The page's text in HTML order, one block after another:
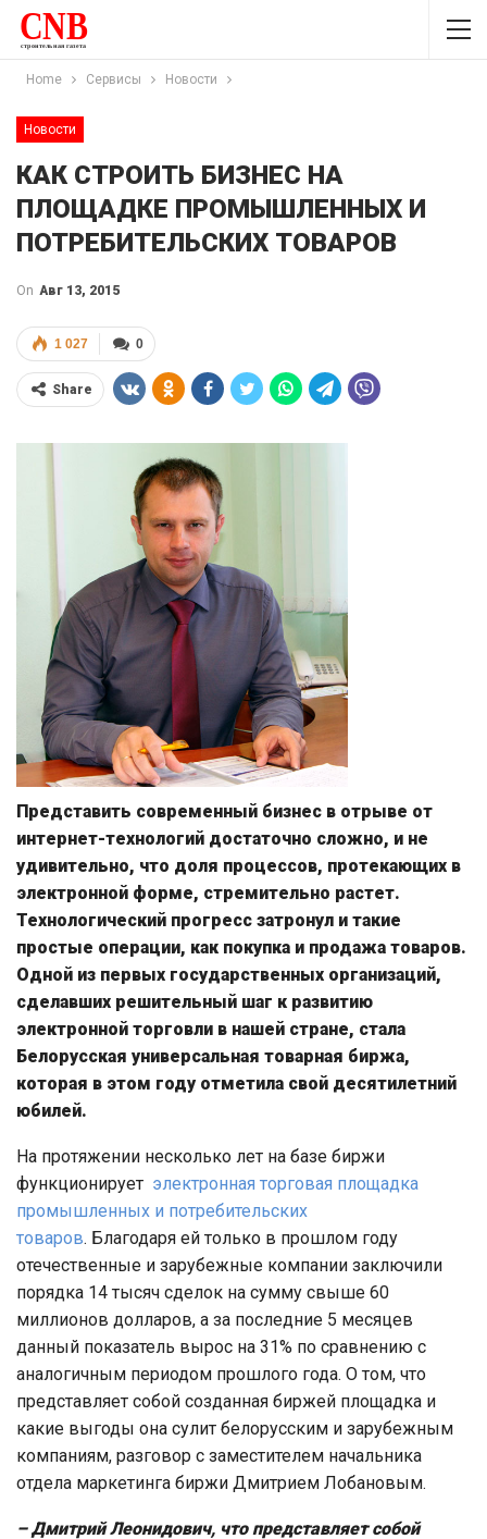
Home Сервисы Новости
Новости
КАК СТРОИТЬ БИЗНЕС НА
ПЛОЩАДКЕ ПРОМЫШЛЕННЫХ И
ПОТРЕБИТЕЛЬСКИХ ТОВАРОВ
On Авг 13, 2015
0
1 027
Share
Представить современный бизнес в отрыве от
интернет-технологий достаточно сложно, и не
удивительно, что доля процессов, протекающих в
электронной форме, стремительно растет.
Технологический прогресс затронул и такие
простые операции, как покупка и продажа товаров.
Одной из первых государственных организаций,
сделавших решительный шаг к развитию
электронной торговли в нашей стране, стала
Белорусская универсальная товарная биржа,
которая в этом году отметила свой десятилетний
юбилей.
На протяжении несколько лет на базе биржи
функционирует электронная торговая площадка
промышленных и потребительских
товаров. Благодаря ей только в прошлом году
отечественные и зарубежные компании заключили
порядка 14 тысяч сделок на сумму свыше 60
миллионов долларов, а за последние 5 месяцев
данный показатель вырос на 31% по сравнению с
аналогичным периодом прошлого года. О том, что
представляет собой созданная биржей площадка и
какие выгоды она сулит белорусским и зарубежным
компаниям, разговор с заместителем начальника
отдела маркетинга биржи Дмитрием Лобановым.
– Дмитрий Леонидович, что представляет собой